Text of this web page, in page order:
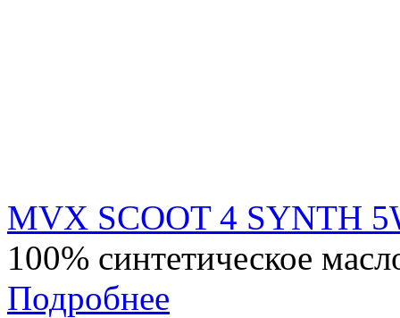
MVX SCOOT 4 SYNTH
100% синтетическое
Подробнее